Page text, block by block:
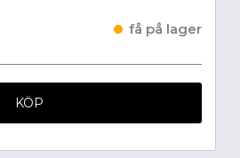
få på lager
KÖP